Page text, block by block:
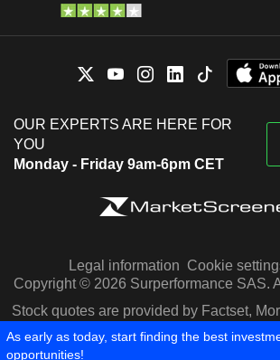
OUR EXPERTS ARE HERE FOR
YOU
Monday - Friday 9am-6pm CET
Legal information Cookie
Copyright © 2026 Surperformance SAS.
Stock quotes are provided by Factset,
Capital IQ
As early as today, start finding the best
opportunities!